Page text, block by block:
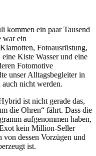
kommen ein paar Tausend
war ein
Fotoausrüstung,
Kiste Wasser und eine
Fotomotive
unser Alltagsbegleiter in
nicht werden.
ist nicht gerade das,
die Ohren“ fährt. Dass die
aufgenommen haben,
kein Million-Seller
von dessen Vorzügen und
ist.